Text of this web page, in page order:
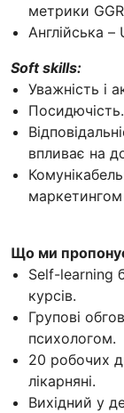
метрики
Англійська
Soft skills:
Уважність і
Посидючість.
впливає на
Що ми
Self-learning
курсів.
Групові
психологом.
20 робочих
лікарняні.
Вихідний у